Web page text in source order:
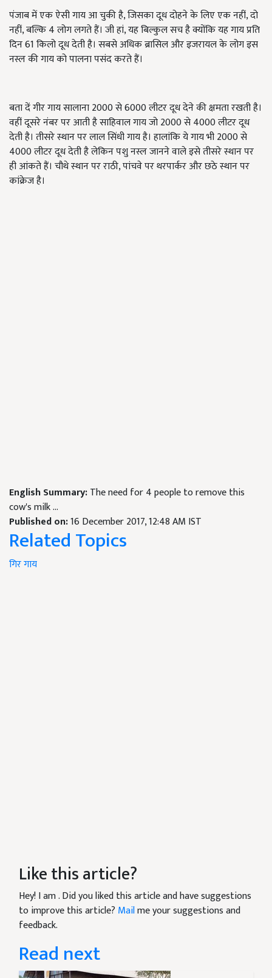
पंजाब में एक ऐसी गाय आ चुकी है, जिसका दूध दोहने के लिए एक नहीं, दो
नहीं, बल्कि 4 लोग लगते हैं। जी हां, यह बिल्कुल सच है क्योंकि यह गाय प्रति
दिन 61 किलो दूध देती है। सबसे अधिक ब्रासिल और इजरायल के लोग इस
नस्ल की गाय को पालना पसंद करते हैं।
बता दें गीर गाय सालाना 2000 से 6000 लीटर दूध देने की क्षमता रखती है।
वहीं दूसरे नंबर पर आती है साहिवाल गाय जो 2000 से 4000 लीटर दूध
देती है। तीसरे स्थान पर लाल सिंधी गाय है। हालांकि ये गाय भी 2000 से
4000 लीटर दूध देती है लेकिन पशु नस्ल जानने वाले इसे तीसरे स्थान पर
ही आंकते हैं। चौथे स्थान पर राठी, पांचवे पर थरपार्कर और छठे स्थान पर
कांक्रेज है।
English Summary:The need for 4 people to remove this
cow's milk ...
Published on:16 December 2017, 12:48 AM IST
Related Topics
गिर गाय
Like this article?
Hey! I am. Did you liked this article and have suggestions
to improve this article? Mailme your suggestions and
feedback.
Read next